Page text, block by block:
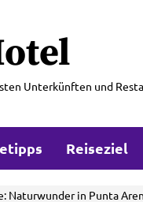
Unterkünften und
Reiseziel
Naturwunder in Punta